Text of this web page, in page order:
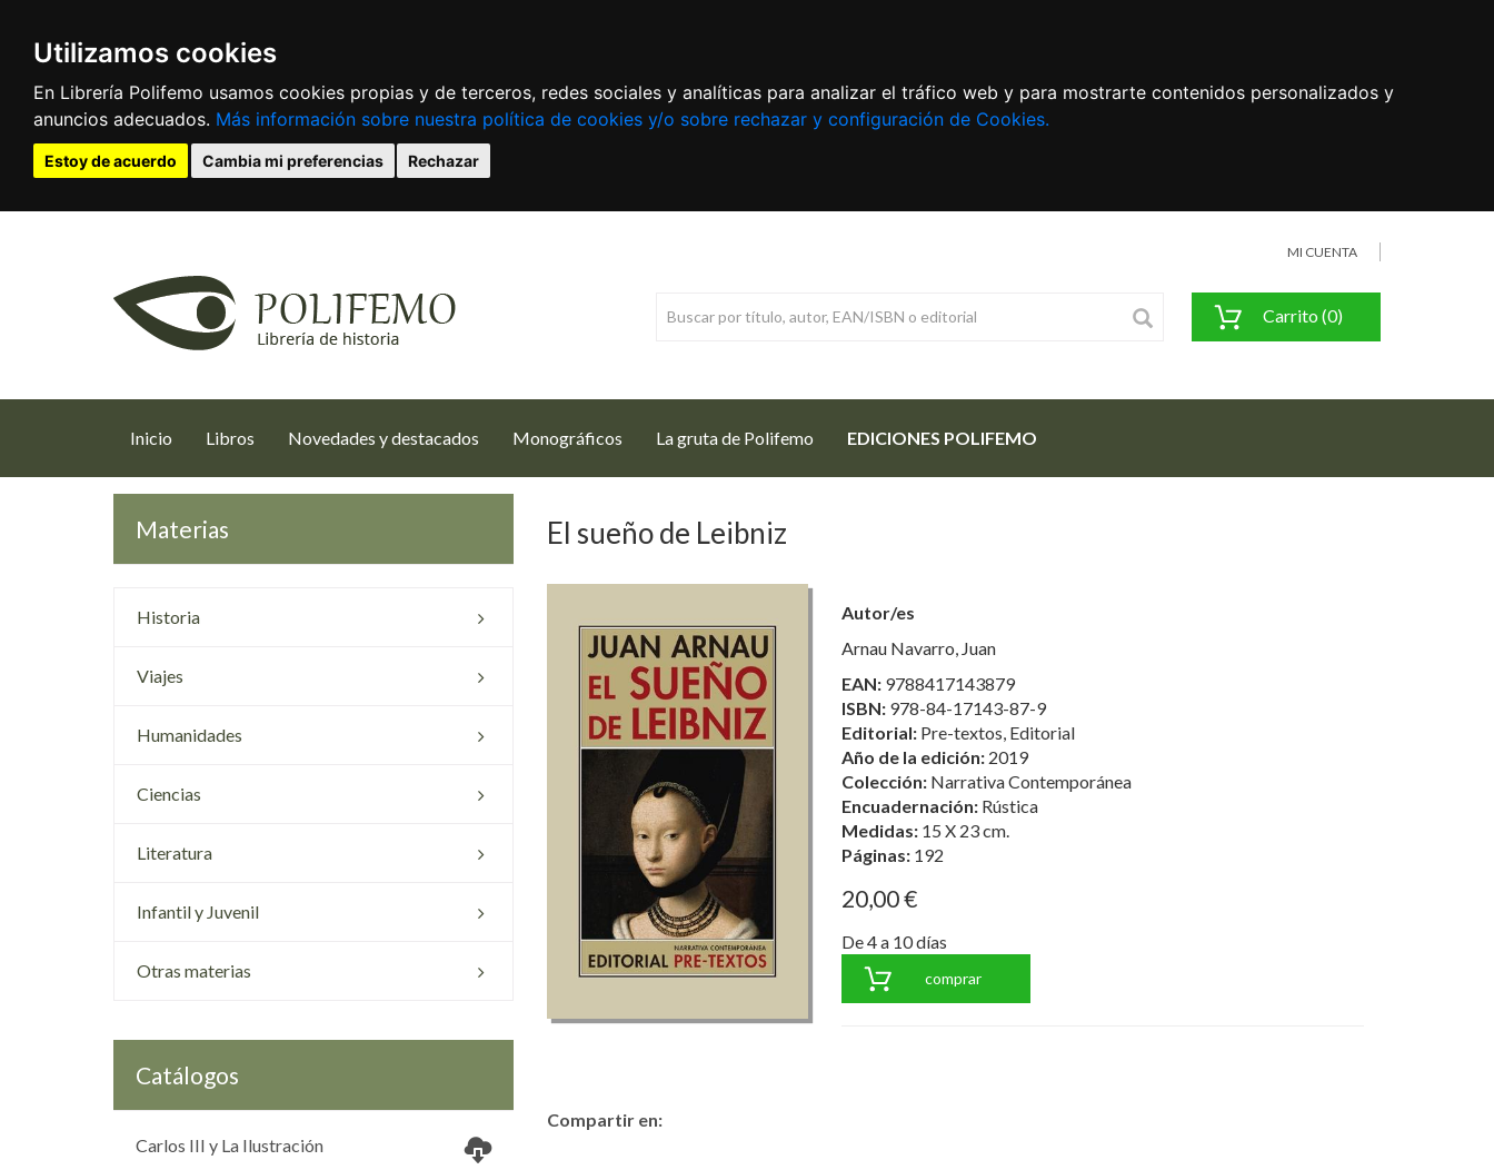
Utilizamos cookies
En Librería Polifemo usamos cookies propias y de terceros, redes sociales y analíticas para analizar el tráfico web y para mostrarte contenidos personalizados y
anuncios adecuados. Más información sobre nuestra política de cookies y/o sobre rechazar y configuración de Cookies.
Estoy de acuerdo Cambia mi preferencias Rechazar
MI CUENTA
Carrito (0)
Inicio (current)
Libros Novedades y destacados Monográficos La gruta de Polifemo EDICIONES POLIFEMO
Materias
Historia
Viajes
Humanidades
Ciencias
Literatura
Infantil y Juvenil
Otras materias
Catálogos
Carlos III y La Ilustración
El sueño de Leibniz
Autor/es
Arnau Navarro, Juan
EAN: 9788417143879
ISBN: 978-84-17143-87-9
Editorial: Pre-textos, Editorial
Año de la edición: 2019
Colección: Narrativa Contemporánea
Encuadernación: Rústica
Medidas: 15 X 23 cm.
Páginas: 192
20,00 €
De 4 a 10 días
comprar
Compartir en: